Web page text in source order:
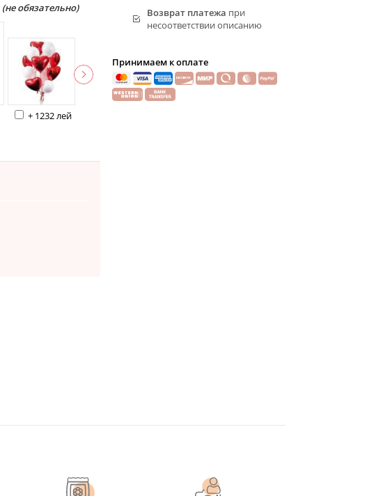
(не обязательно)
+ 1232 лей
Возврат платежа при
несоответствии описанию
Принимаем к оплате